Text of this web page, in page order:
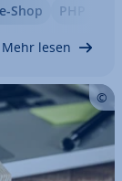
ent­wi­
Shop PHP
Mehr lesen